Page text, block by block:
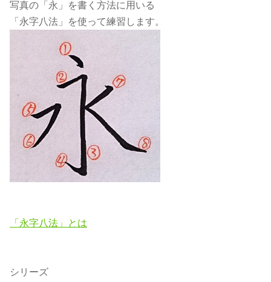
写真の「永」を書く方法に用いる
「永字八法」を使って練習します。
「永字八法」とは
シリーズ